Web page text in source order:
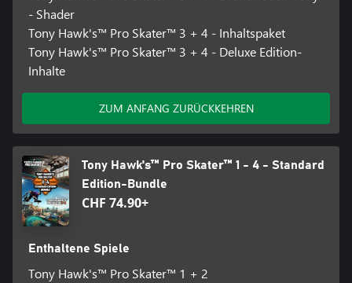
- Shader
Tony Hawk's™ Pro Skater™ 3 + 4 - Inhaltspaket
Tony Hawk's™ Pro Skater™ 3 + 4 - Deluxe Edition-
Inhalte
ZUM ANFANG ZURÜCKKEHREN
Tony Hawk's™ Pro Skater™ 1 - 4 - Standard
Edition-Bundle
CHF 74.90+
Enthaltene Spiele
Tony Hawk's™ Pro Skater™ 1 + 2